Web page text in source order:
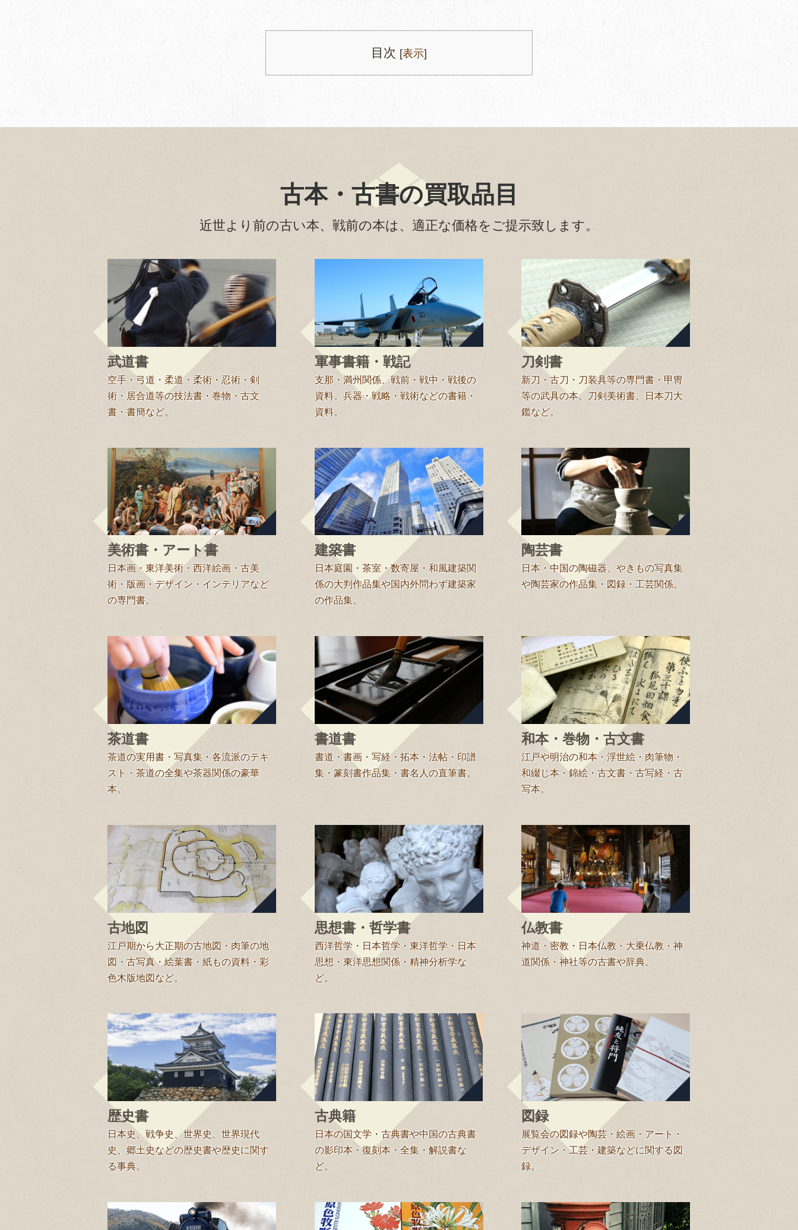
目次 [表示]
古本・古書の買取品目
近世より前の古い本、戦前の本は、適正な価格をご提示致します。
武道書
空手・弓道・柔道・柔術・忍術・剣
術・居合道等の技法書・巻物・古文
書・書簡など。
軍事書籍・戦記
支那・満州関係、戦前・戦中・戦後の
資料。兵器・戦略・戦術などの書籍・
資料。
刀剣書
新刀・古刀・刀装具等の専門書・甲冑
等の武具の本。刀剣美術書、日本刀大
鑑など。
美術書・アート書
日本画・東洋美術・西洋絵画・古美
術・版画・デザイン・インテリアなど
の専門書。
建築書
日本庭園・茶室・数寄屋・和風建築関
係の大判作品集や国内外問わず建築家
の作品集。
陶芸書
日本・中国の陶磁器、やきもの写真集
や陶芸家の作品集・図録・工芸関係。
茶道書
茶道の実用書・写真集・各流派のテキ
スト・茶道の全集や茶器関係の豪華
本。
書道書
書道・書画・写経・拓本・法帖・印譜
集・篆刻書作品集・書名人の直筆書。
和本・巻物・古文書
江戸や明治の和本・浮世絵・肉筆物・
和綴じ本・錦絵・古文書・古写経・古
写本。
古地図
江戸期から大正期の古地図・肉筆の地
図・古写真・絵葉書・紙もの資料・彩
色木版地図など。
思想書・哲学書
西洋哲学・日本哲学・東洋哲学・日本
思想・東洋思想関係・精神分析学な
ど。
仏教書
神道・密教・日本仏教・大乗仏教・神
道関係・神社等の古書や辞典。
歴史書
日本史、戦争史、世界史、世界現代
史、郷土史などの歴史書や歴史に関す
る事典。
古典籍
日本の国文学・古典書や中国の古典書
の影印本・復刻本・全集・解説書な
ど。
図録
展覧会の図録や陶芸・絵画・アート・
デザイン・工芸・建築などに関する図
録。